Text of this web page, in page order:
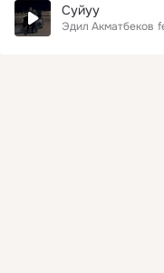
Суйуу
Эдил Акматбеков